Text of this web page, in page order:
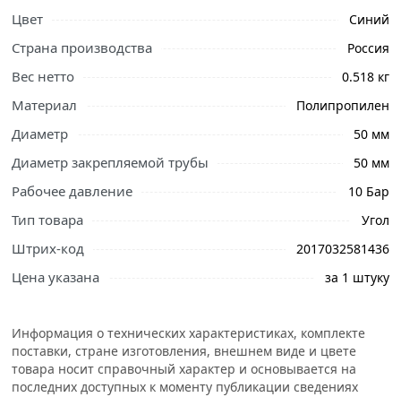
Ознакомьтесь с подробными характеристиками,
описанием и отзывами о товаре, чтобы сделать
правильный выбор и заказать онлайн. Наши
свяжутся с Вами для согласования условий доставки
или самовывоза.
Условия доставки и цены на товар Угол ПНД 50х50 мм
Политэк из категории
действительны в
Цвет Синий
Страна производства Россия
Вес нетто 0.518 кг
Материал Полипропилен
Диаметр 50 мм
Диаметр закрепляемой трубы 50 мм
Рабочее давление 10 Бар
Тип товара Угол
Штрих-код 2017032581436
Цена указана за 1 штуку
Информация о технических характеристиках, комплекте
поставки, стране изготовления, внешнем виде и цвете
товара носит справочный характер и основывается на
последних доступных к моменту публикации сведениях